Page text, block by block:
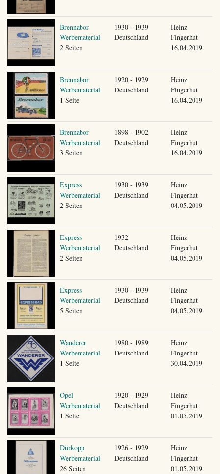
Brennabor
Werbematerial
2 Seiten
1930 - 1939
Deutschland
Heinz
Fingerhut
16.04.2019
Brennabor
Werbematerial
1 Seite
1920 - 1929
Deutschland
Heinz
Fingerhut
16.04.2019
Brennabor
Werbematerial
3 Seiten
1898 - 1902
Deutschland
Heinz
Fingerhut
16.04.2019
Express
Werbematerial
2 Seiten
1930 - 1939
Deutschland
Heinz
Fingerhut
04.05.2019
Express
Werbematerial
2 Seiten
1932
Deutschland
Heinz
Fingerhut
04.05.2019
Express
Werbematerial
5 Seiten
1930 - 1939
Deutschland
Heinz
Fingerhut
04.05.2019
Wanderer
Werbematerial
1 Seite
1980 - 1989
Deutschland
Heinz
Fingerhut
30.04.2019
Opel
Werbematerial
1 Seite
1920 - 1929
Deutschland
Heinz
Fingerhut
01.05.2019
Dürkopp
Werbematerial
26 Seiten
1926 - 1929
Deutschland
Heinz
Fingerhut
01.05.2019